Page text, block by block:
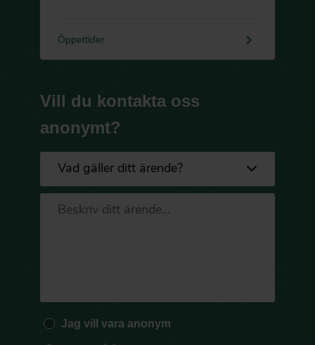
Öppettider keyboard_arrow_right
Vill du kontakta oss
anonymt?
Jag vill vara anonym